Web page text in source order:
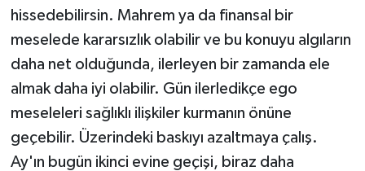
hissedebilirsin. Mahrem ya da finansal bir
meselede kararsızlık olabilir ve bu konuyu algıların
daha net olduğunda, ilerleyen bir zamanda ele
almak daha iyi olabilir. Gün ilerledikçe ego
meseleleri sağlıklı ilişkiler kurmanın önüne
geçebilir. Üzerindeki baskıyı azaltmaya çalış.
Ay'ın bugün ikinci evine geçişi, biraz daha